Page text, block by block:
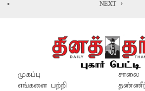
NEXT >
முகப்பு
எங்களை பற்றி
சாலை